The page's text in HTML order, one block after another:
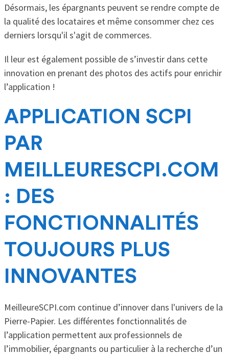
Désormais, les épargnants peuvent se rendre compte de
la qualité des locataires et même consommer chez ces
derniers lorsqu'il s'agit de commerces.
Il leur est également possible de s’investir dans cette
innovation en prenant des photos des actifs pour enrichir
l’application !
APPLICATION SCPI
PAR
MEILLEURESCPI.COM
: DES
FONCTIONNALITÉS
TOUJOURS PLUS
INNOVANTES
MeilleureSCPI.com continue d’innover dans l'univers de la
Pierre-Papier. Les différentes fonctionnalités de
l’application permettent aux professionnels de
l’immobilier, épargnants ou particulier à la recherche d’un